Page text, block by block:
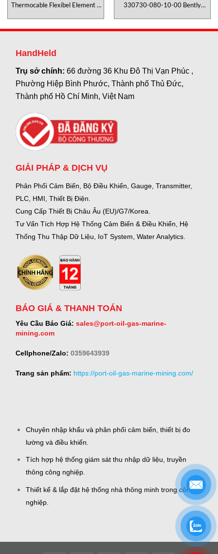
Thermocable Flexibel Element –
330730-080-10-00 Bently
HandHeld
Trụ sở chính:66 đường 36 Khu Đô Thị Vạn Phúc ,
Phường Hiệp Bình Phước, Thành phố Thủ Đức,
Thành phố Hồ Chí Minh, Việt Nam
GIẢI PHÁP & DỊCH VỤ
Phân Phối Cảm Biến, Bộ Điều Khiển, Gauge, Transmitter,
PLC, HMI, Thiết Bị Điện.
Cung Cấp Thiết Bị Châu Âu (EU)/G7/Korea.
Tư Vấn Tích Hợp Hệ Thống Cảm Biến & Điều Khiển, Hệ
Thống Thu Thập Dữ Liệu, IoT System, Water Analytics.
BÁO GIÁ & THANH TOÁN
Yêu Cầu Báo Giá: sales@port-oil-gas-marine-
mining.com
Cellphone/Zalo: 0359643939
Trang sản phẩm: https://port-oil-gas-marine-mining.com/
Chuyên nhập khẩu và phân phối cảm biến, thiết bị đo
lường và điều khiển.
Tích hợp hệ thống giám sát thu nhập dữ liệu, truyền
thông công nghiệp.
Thiết kế & lắp đặt hệ thống nhà thông minh trong công
nghiệp.